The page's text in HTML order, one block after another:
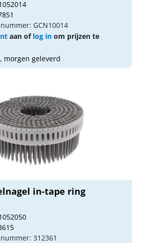
GCN10014
aan of log in om prijzen te
morgen geleverd
in-tape ring
312361